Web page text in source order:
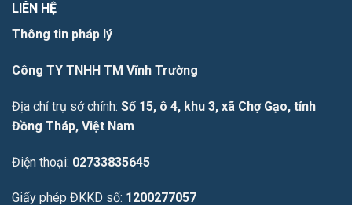
LIÊN HỆ
Thông tin pháp lý
Công TY TNHH TM Vĩnh Trường
Địa chỉ trụ sở chính: Số 15, ô 4, khu 3, xã Chợ Gạo, tỉnh
Đồng Tháp, Việt Nam
Điện thoại: 02733835645
Giấy phép ĐKKD số: 1200277057